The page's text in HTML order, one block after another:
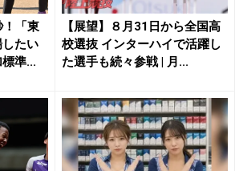
「東
たい
準...
【展望】８月31日から全国高
校選抜 インターハイで活躍し
た選手も続々参戦 | 月...